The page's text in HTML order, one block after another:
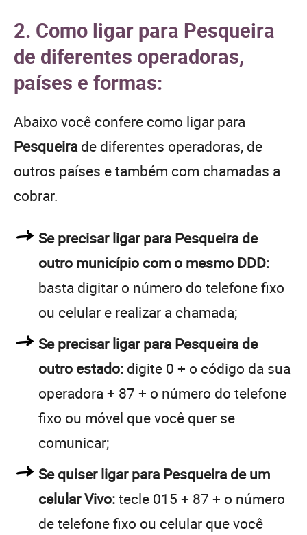
2. Como ligar para Pesqueira
de diferentes operadoras,
países e formas:
Abaixo você confere como ligar para
Pesqueira de diferentes operadoras, de
outros países e também com chamadas a
cobrar.
Se precisar ligar para Pesqueira de
outro município com o mesmo DDD:
basta digitar o número do telefone fixo
ou celular e realizar a chamada;
Se precisar ligar para Pesqueira de
outro estado: digite 0 + o código da sua
operadora + 87 + o número do telefone
fixo ou móvel que você quer se
comunicar;
Se quiser ligar para Pesqueira de um
celular Vivo:tecle 015 + 87 + o número
de telefone fixo ou celular que você